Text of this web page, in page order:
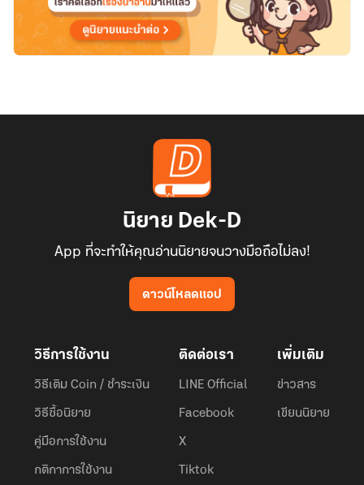
นิยาย Dek-D
App ที่จะทำให้คุณอ่านนิยายจนวางมือถือไม่ลง!
ดาวน์โหลดแอป
วิธีการใช้งาน
วิธีเติม Coin / ชำระเงิน
วิธีซื้อนิยาย
คู่มือการใช้งาน
กติกาการใช้งาน
ติดต่อเรา
LINE Official
Facebook
X
Tiktok
เพิ่มเติม
ข่าวสาร
เขียนนิยาย